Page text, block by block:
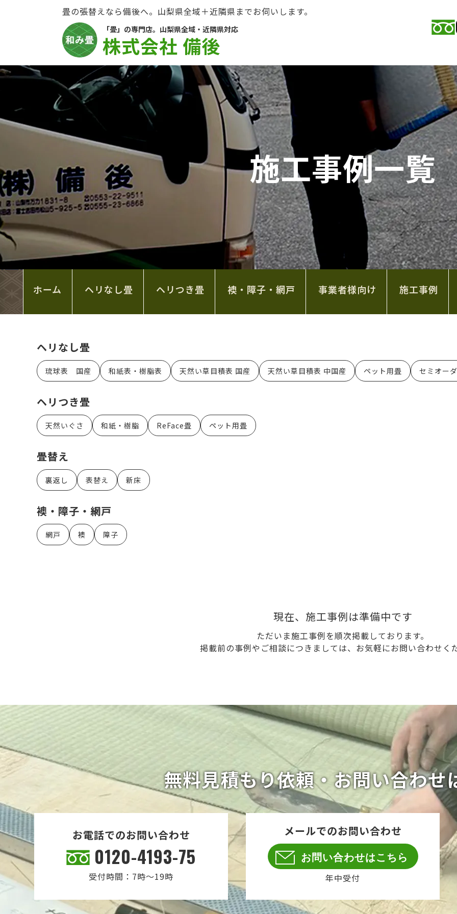
畳の張替えなら備後へ。山梨県全域＋近隣県までお伺いします。
「畳」の専門店。山梨県全域・近隣県対応
株式会社 備後
施工事例一覧
ホーム ヘリなし畳 ヘリつき畳 襖・障子・網戸 事業者様向け 施工事例
ヘリなし畳
琉球表 国産 和紙表・樹脂表 天然い草目積表 国産 天然い草目積表 中国産 ペット用畳 セミオー
ヘリつき畳
天然いぐさ 和紙・樹脂 ReFace畳 ペット用畳
畳替え
裏返し 表替え 新床
襖・障子・網戸
網戸 襖 障子
現在、施工事例は準備中です
ただいま施工事例を順次掲載しております。
掲載前の事例やご相談につきましては、お気軽にお問い合わせく
無料見積もり依頼・お問い合わせ
お電話でのお問い合わせ
0120-4193-75
受付時間：7時～19時
メールでのお問い合わせ
お問い合わせはこちら
年中受付